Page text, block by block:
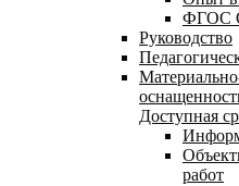
ФГОС
Руководство
Доступная
работ